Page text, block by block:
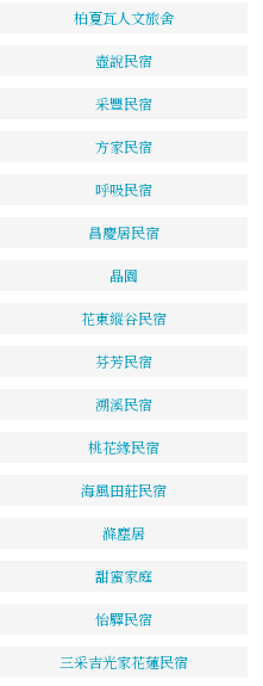
柏夏瓦人文旅舍
壺說民宿
采豐民宿
方家民宿
呼吸民宿
昌慶居民宿
晶園
花東縱谷民宿
芬芳民宿
溯溪民宿
桃花緣民宿
海風田莊民宿
滌塵居
甜蜜家庭
怡驛民宿
三采吉光家花蓮民宿